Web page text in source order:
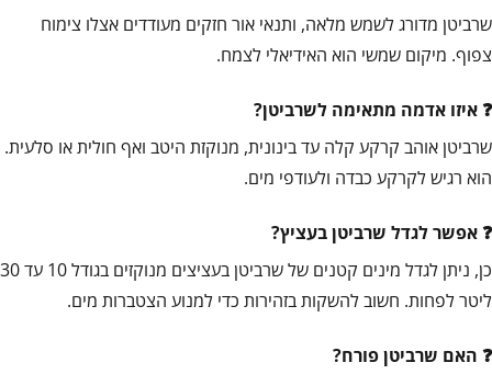
שרביטן מדורג לשמש מלאה, ותנאי אור חזקים מעודדים אצלו צימוח
צפוף. מיקום שמשי הוא האידיאלי לצמח.
איזו אדמה מתאימה לשרביטן?
שרביטן אוהב קרקע קלה עד בינונית, מנוקזת היטב ואף חולית או סלעית.
הוא רגיש לקרקע כבדה ולעודפי מים.
אפשר לגדל שרביטן בעציץ?
כן, ניתן לגדל מינים קטנים של שרביטן בעציצים מנוקזים בגודל 10 עד 30
ליטר לפחות. חשוב להשקות בזהירות כדי למנוע הצטברות מים.
האם שרביטן פורח?